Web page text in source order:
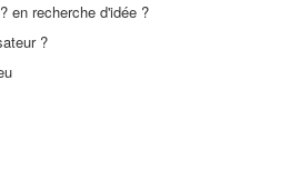
en recherche d'idée ?
?